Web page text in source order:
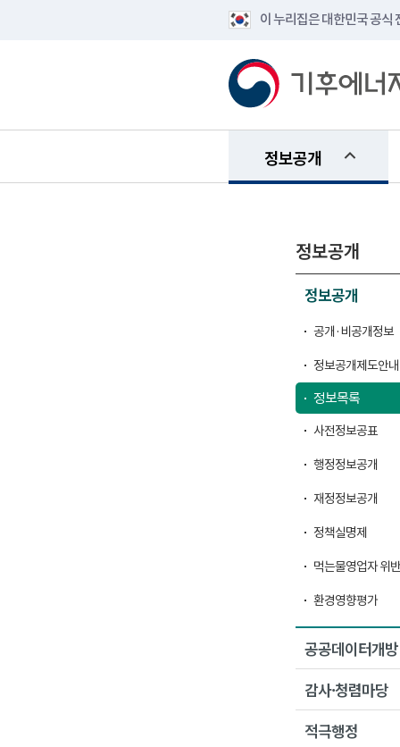
이 누리집은 대한민국 공식
정보공개
정보공개
정보공개
공개·비공개정보
정보공개제도안내
정보목록
사전정보공표
행정정보공개
재정정보공개
정책실명제
먹는물영업자 위
환경영향평가
공공데이터개방
감사·청렴마당
적극행정